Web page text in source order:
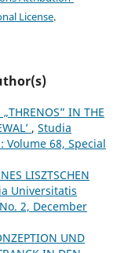
License.
„THRENOS” IN THE
, Studia
Volume 68, Special
LISZTSCHEN
Universitatis
2, December
UND